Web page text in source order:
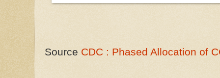
Source CDC : Phased Allocation of